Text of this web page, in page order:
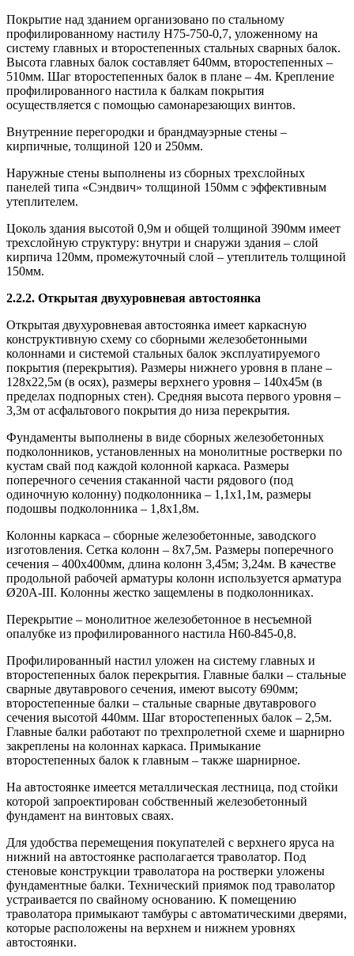
Покрытие над зданием организовано по стальному
профилированному настилу Н75-750-0,7, уложенному на
систему главных и второстепенных стальных сварных балок.
Высота главных балок составляет 640мм, второстепенных –
510мм. Шаг второстепенных балок в плане – 4м. Крепление
профилированного настила к балкам покрытия
осуществляется с помощью самонарезающих винтов.
Внутренние перегородки и брандмауэрные стены –
кирпичные, толщиной 120 и 250мм.
Наружные стены выполнены из сборных трехслойных
панелей типа «Сэндвич» толщиной 150мм с эффективным
утеплителем.
Цоколь здания высотой 0,9м и общей толщиной 390мм имеет
трехслойную структуру: внутри и снаружи здания – слой
кирпича 120мм, промежуточный слой – утеплитель толщиной
150мм.
2.2.2. Открытая двухуровневая автостоянка
Открытая двухуровневая автостоянка имеет каркасную
конструктивную схему со сборными железобетонными
колоннами и системой стальных балок эксплуатируемого
покрытия (перекрытия). Размеры нижнего уровня в плане –
128х22,5м (в осях), размеры верхнего уровня – 140х45м (в
пределах подпорных стен). Средняя высота первого уровня –
3,3м от асфальтового покрытия до низа перекрытия.
Фундаменты выполнены в виде сборных железобетонных
подколонников, установленных на монолитные ростверки по
кустам свай под каждой колонной каркаса. Размеры
поперечного сечения стаканной части рядового (под
одиночную колонну) подколонника – 1,1х1,1м, размеры
подошвы подколонника – 1,8х1,8м.
Колонны каркаса – сборные железобетонные, заводского
изготовления. Сетка колонн – 8х7,5м. Размеры поперечного
сечения – 400х400мм, длина колонн 3,45м; 3,24м. В качестве
продольной рабочей арматуры колонн используется арматура
Ø20А-III. Колонны жестко защемлены в подколонниках.
Перекрытие – монолитное железобетонное в несъемной
опалубке из профилированного настила Н60-845-0,8.
Профилированный настил уложен на систему главных и
второстепенных балок перекрытия. Главные балки – стальные
сварные двутаврового сечения, имеют высоту 690мм;
второстепенные балки – стальные сварные двутаврового
сечения высотой 440мм. Шаг второстепенных балок – 2,5м.
Главные балки работают по трехпролетной схеме и шарнирно
закреплены на колоннах каркаса. Примыкание
второстепенных балок к главным – также шарнирное.
На автостоянке имеется металлическая лестница, под стойки
которой запроектирован собственный железобетонный
фундамент на винтовых сваях.
Для удобства перемещения покупателей с верхнего яруса на
нижний на автостоянке располагается траволатор. Под
стеновые конструкции траволатора на ростверки уложены
фундаментные балки. Технический приямок под траволатор
устраивается по свайному основанию. К помещению
траволатора примыкают тамбуры с автоматическими дверями,
которые расположены на верхнем и нижнем уровнях
автостоянки.